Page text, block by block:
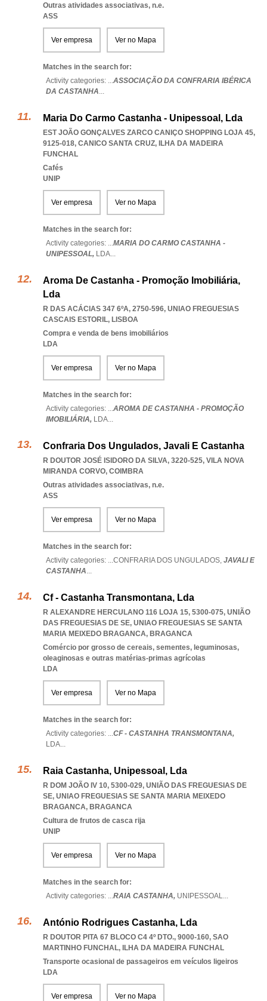
Outras atividades associativas, n.e.
ASS
Ver empresa Ver no Mapa
Matches in the search for:
Activity categories: ...ASSOCIAÇÃO DA CONFRARIA IBÉRICA
DA CASTANHA...
Maria Do Carmo Castanha - Unipessoal, Lda
EST JOÃO GONÇALVES ZARCO CANIÇO SHOPPING LOJA 45,
9125-018, CANICO SANTA CRUZ, ILHA DA MADEIRA
FUNCHAL
Cafés
UNIP
Ver empresa Ver no Mapa
Matches in the search for:
Activity categories: ...MARIA DO CARMO CASTANHA -
UNIPESSOAL, LDA...
Aroma De Castanha - Promoção Imobiliária,
Lda
R DAS ACÁCIAS 347 6ºA, 2750-596, UNIAO FREGUESIAS
CASCAIS ESTORIL, LISBOA
Compra e venda de bens imobiliários
LDA
Ver empresa Ver no Mapa
Matches in the search for:
Activity categories: ...AROMA DE CASTANHA - PROMOÇÃO
IMOBILIÁRIA, LDA...
Confraria Dos Ungulados, Javali E Castanha
R DOUTOR JOSÉ ISIDORO DA SILVA, 3220-525, VILA NOVA
MIRANDA CORVO, COIMBRA
Outras atividades associativas, n.e.
ASS
Ver empresa Ver no Mapa
Matches in the search for:
Activity categories: ...CONFRARIA DOS UNGULADOS, JAVALI E
CASTANHA...
Cf - Castanha Transmontana, Lda
R ALEXANDRE HERCULANO 116 LOJA 15, 5300-075, UNIÃO
DAS FREGUESIAS DE SE, UNIAO FREGUESIAS SE SANTA
MARIA MEIXEDO BRAGANCA, BRAGANCA
Comércio por grosso de cereais, sementes, leguminosas,
oleaginosas e outras matérias-primas agrícolas
LDA
Ver empresa Ver no Mapa
Matches in the search for:
Activity categories: ...CF - CASTANHA TRANSMONTANA,
LDA...
Raia Castanha, Unipessoal, Lda
R DOM JOÃO IV 10, 5300-029, UNIÃO DAS FREGUESIAS DE
SE, UNIAO FREGUESIAS SE SANTA MARIA MEIXEDO
BRAGANCA, BRAGANCA
Cultura de frutos de casca rija
UNIP
Ver empresa Ver no Mapa
Matches in the search for:
Activity categories: ...RAIA CASTANHA, UNIPESSOAL...
António Rodrigues Castanha, Lda
R DOUTOR PITA 67 BLOCO C4 4º DTO., 9000-160, SAO
MARTINHO FUNCHAL, ILHA DA MADEIRA FUNCHAL
Transporte ocasional de passageiros em veículos ligeiros
LDA
Ver empresa Ver no Mapa